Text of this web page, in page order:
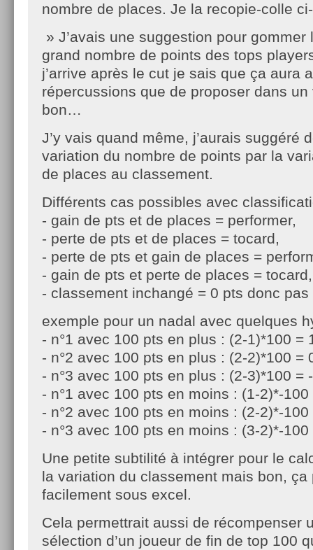
nombre de places. Je la recopie-colle
» J’avais une suggestion pour
grand nombre de points des tops
j’arrive après le cut je sais que ça aura
répercussions que de proposer dans
bon…
J’y vais quand même, j’aurais suggéré
variation du nombre de points par la
de places au classement.
Différents cas possibles avec
- gain de pts et de places = performer,
- perte de pts et de places = tocard,
- perte de pts et gain de places =
- gain de pts et perte de places = tocard,
- classement inchangé = 0 pts donc
exemple pour un nadal avec quelques
- n°1 avec 100 pts en plus : (2-1)*100 =
- n°2 avec 100 pts en plus : (2-2)*100 =
- n°3 avec 100 pts en plus : (2-3)*100 =
- n°1 avec 100 pts en moins : (1-2)*-
- n°2 avec 100 pts en moins : (2-2)*-
- n°3 avec 100 pts en moins : (3-2)*-
Une petite subtilité à intégrer pour le
la variation du classement mais bon, ça
facilement sous excel.
Cela permettrait aussi de récompenser
sélection d’un joueur de fin de top 100